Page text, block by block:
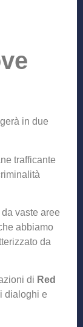
in due
trafficante
vaste aree
abbiamo
da
di Red
dialoghi e